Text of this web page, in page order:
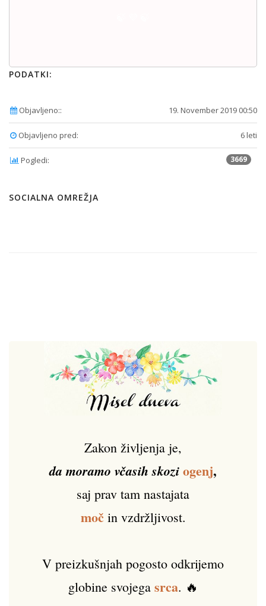
PODATKI:
Objavljeno:: 19. November 2019 00:50
Objavljeno pred: 6 leti
Pogledi: 3669
SOCIALNA OMREŽJA
Zakon življenja je,
da moramo včasih skoziogenj,
saj prav tam nastajata
močin vzdržljivost.
V preizkušnjah pogosto odkrijemo
globine svojega srca. 🔥